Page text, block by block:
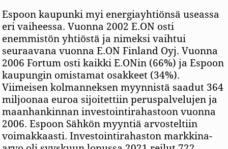
Espoon kaupunki myi energiayhtiönsä useassa
eri vaiheessa. Vuonna 2002 E.ON osti
enemmistön yhtiöstä ja nimeksi vaihtui
seuraavana vuonna E.ON Finland Oyj. Vuonna
2006 Fortum osti kaikki E.ONin (66%) ja Espoon
kaupungin omistamat osakkeet (34%).
Viimeisen kolmanneksen myynnistä saadut 364
miljoonaa euroa sijoitettiin peruspalvelujen ja
maanhankinnan investointirahastoon vuonna
2006. Espoon Sähkön myyntiä arvosteltiin
voimakkaasti. Investointirahaston markkina-